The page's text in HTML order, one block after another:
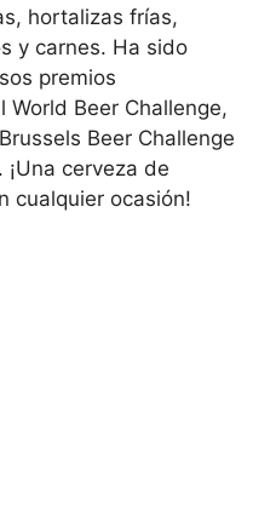
hortalizas frías,
y carnes. Ha sido
premios
World Beer Challenge,
Beer Challenge
¡Una cerveza de
cualquier ocasión!